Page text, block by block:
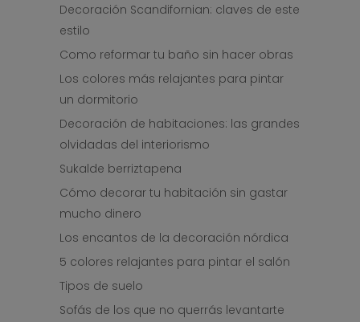
Decoración Scandifornian: claves de este
estilo
Como reformar tu baño sin hacer obras
Los colores más relajantes para pintar
un dormitorio
Decoración de habitaciones: las grandes
olvidadas del interiorismo
Sukalde berriztapena
Cómo decorar tu habitación sin gastar
mucho dinero
Los encantos de la decoración nórdica
5 colores relajantes para pintar el salón
Tipos de suelo
Sofás de los que no querrás levantarte